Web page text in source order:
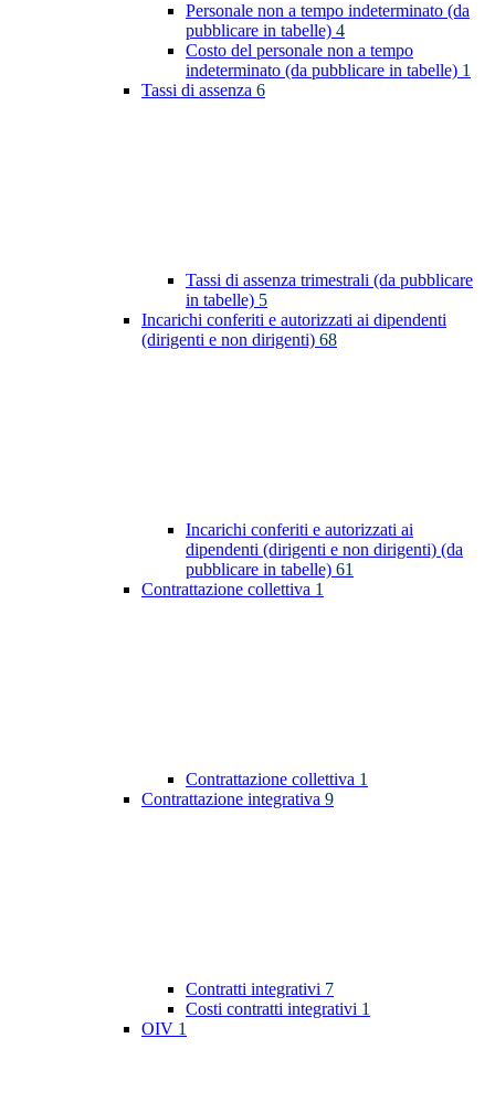
Personale non a tempo indeterminato (da
pubblicare in tabelle) 4
Costo del personale non a tempo
indeterminato (da pubblicare in tabelle) 1
Tassi di assenza 6
Tassi di assenza trimestrali (da pubblicare
in tabelle) 5
Incarichi conferiti e autorizzati ai dipendenti
(dirigenti e non dirigenti) 68
Incarichi conferiti e autorizzati ai
dipendenti (dirigenti e non dirigenti) (da
pubblicare in tabelle) 61
Contrattazione collettiva 1
Contrattazione collettiva 1
Contrattazione integrativa 9
Contratti integrativi 7
Costi contratti integrativi 1
OIV 1